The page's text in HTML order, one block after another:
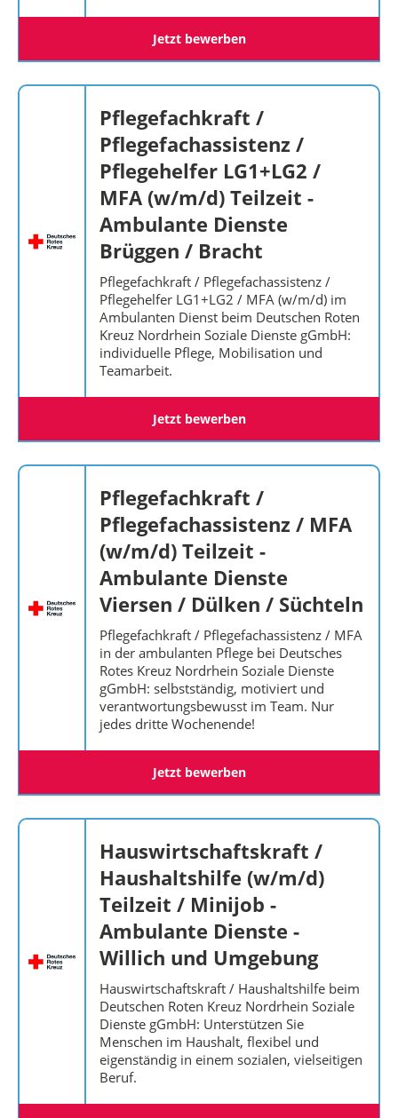
Jetzt bewerben
Pflegefachkraft /
Pflegefachassistenz /
Pflegehelfer LG1+LG2 /
MFA (w/m/d) Teilzeit -
Ambulante Dienste
Brüggen / Bracht
Pflegefachkraft / Pflegefachassistenz /
Pflegehelfer LG1+LG2 / MFA (w/m/d) im
Ambulanten Dienst beim Deutschen Roten
Kreuz Nordrhein Soziale Dienste gGmbH:
individuelle Pflege, Mobilisation und
Teamarbeit.
Jetzt bewerben
Pflegefachkraft /
Pflegefachassistenz / MFA
(w/m/d) Teilzeit -
Ambulante Dienste
Viersen / Dülken / Süchteln
Pflegefachkraft / Pflegefachassistenz / MFA
in der ambulanten Pflege bei Deutsches
Rotes Kreuz Nordrhein Soziale Dienste
gGmbH: selbstständig, motiviert und
verantwortungsbewusst im Team. Nur
jedes dritte Wochenende!
Jetzt bewerben
Hauswirtschaftskraft /
Haushaltshilfe (w/m/d)
Teilzeit / Minijob -
Ambulante Dienste -
Willich und Umgebung
Hauswirtschaftskraft / Haushaltshilfe beim
Deutschen Roten Kreuz Nordrhein Soziale
Dienste gGmbH: Unterstützen Sie
Menschen im Haushalt, flexibel und
eigenständig in einem sozialen, vielseitigen
Beruf.